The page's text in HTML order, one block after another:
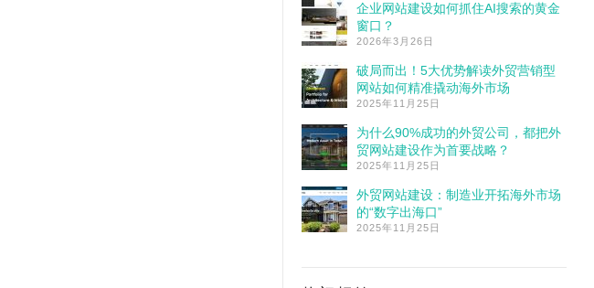
企业网站建设如何抓住AI搜索的黄金
窗口？
2026年3月26日
破局而出！5大优势解读外贸营销型
网站如何精准撬动海外市场
2025年11月25日
为什么90%成功的外贸公司，都把外
贸网站建设作为首要战略？
2025年11月25日
外贸网站建设：制造业开拓海外市场
的“数字出海口”
2025年11月25日